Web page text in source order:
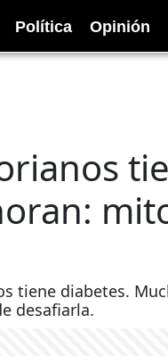
Política Opinión
tiene diabetes.
desafiarla.